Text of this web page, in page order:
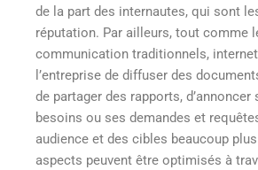
de la part des internautes, qui sont
réputation. Par ailleurs, tout comme
communication traditionnels,
l’entreprise de diffuser des
de partager des rapports,
besoins ou ses demandes et
audience et des cibles beaucoup
aspects peuvent être optimisés à